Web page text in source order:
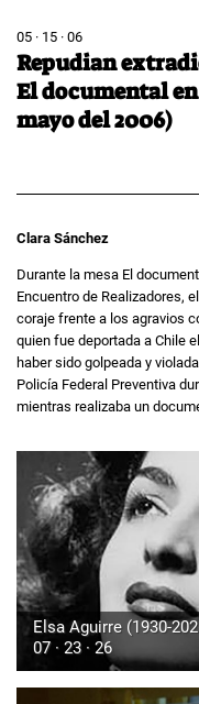
05 · 15 · 06
Repudian
El documental
mayo del 2006)
Clara Sánchez
Durante la mesa El
Encuentro de Realizadores,
coraje frente a los agravios
quien fue deportada a Chile
haber sido golpeada y
Policía Federal Preventiva
mientras realizaba un
Elsa Aguirre (1930-
07 · 23 · 26